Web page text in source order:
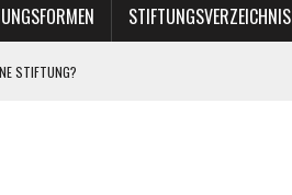
STIFTUNGSVERZEICHNIS
STIFTUNG?